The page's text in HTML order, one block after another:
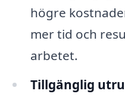
högre
mer tid och
arbetet.
Tillgänglig